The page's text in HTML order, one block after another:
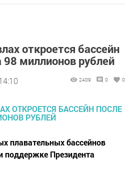
откроется бассейн
98 миллионов рублей
2409 0 0
плавательных бассейнов
поддержке Президента